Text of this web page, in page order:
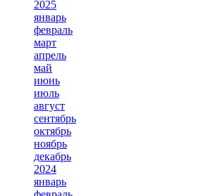
2025
январь
февраль
март
апрель
май
июнь
июль
август
сентябрь
октябрь
ноябрь
декабрь
2024
январь